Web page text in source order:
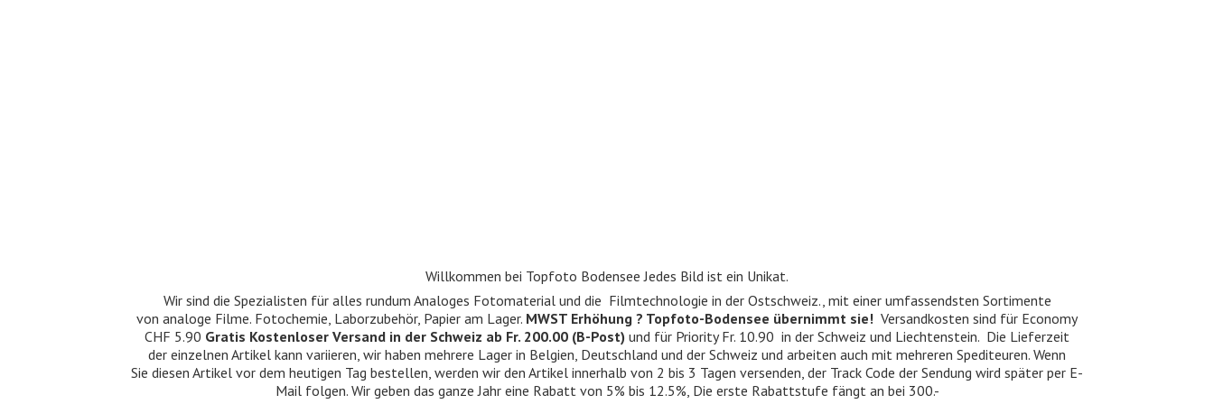
Willkommen bei Topfoto Bodensee Jedes Bild ist ein Unikat.
Wir sind die Spezialisten für alles rundum Analoges Fotomaterial und die Filmtechnologie in der Ostschweiz., mit einer umfassendsten Sortimente
von analoge Filme. Fotochemie, Laborzubehör, Papier am Lager. MWST Erhöhung ? Topfoto-Bodensee übernimmt sie! Versandkosten sind für Economy
CHF 5.90 Gratis Kostenloser Versand in der Schweiz ab Fr. 200.00 (B-Post) und für Priority Fr. 10.90 in der Schweiz und Liechtenstein. Die Lieferzeit
der einzelnen Artikel kann variieren, wir haben mehrere Lager in Belgien, Deutschland und der Schweiz und arbeiten auch mit mehreren Spediteuren. Wenn
Sie diesen Artikel vor dem heutigen Tag bestellen, werden wir den Artikel innerhalb von 2 bis 3 Tagen versenden, der Track Code der Sendung wird später per E-
Mail folgen. Wir geben das ganze Jahr eine Rabatt von 5% bis 12.5%, Die erste Rabattstufe fängt an bei 300.-